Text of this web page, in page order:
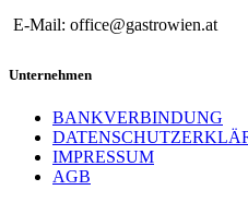
E-Mail: office@gastrowien.at
Unternehmen
BANKVERBINDUNG
IMPRESSUM
AGB